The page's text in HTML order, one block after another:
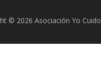
© 2026 Asociación Yo Cuido